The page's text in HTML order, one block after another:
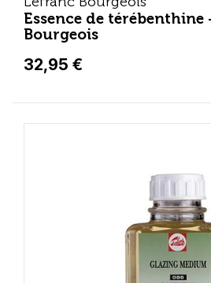
Essence de térébenthine
Bourgeois
32,95 €